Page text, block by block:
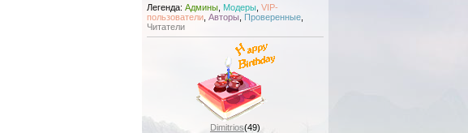
Легенда: Админы Модеры VIP-
пользователи Авторы Проверенные
Читатели
Dimitrios(49)